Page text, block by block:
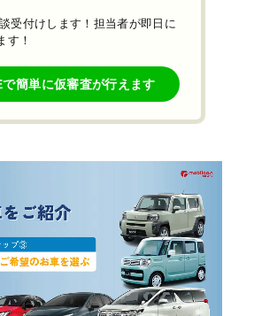
受付けします！担当者が即日に
す！
簡単に仮審査が行えます